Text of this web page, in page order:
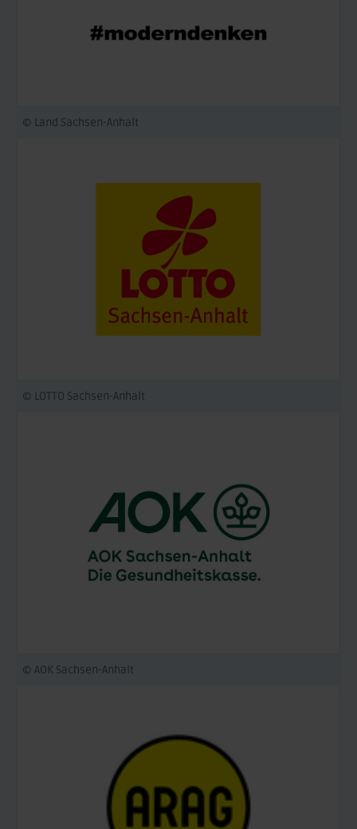
© Land Sachsen-Anhalt
© LOTTO Sachsen-Anhalt
© AOK Sachsen-Anhalt